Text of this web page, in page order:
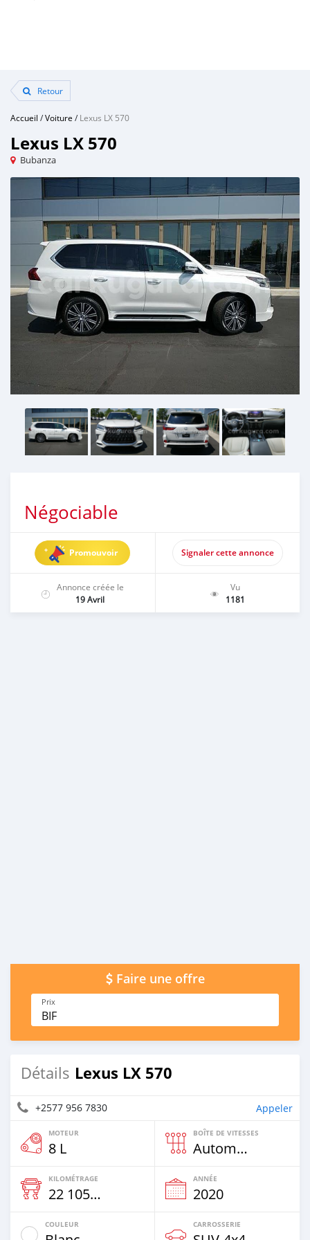
Retour
Accueil /Voiture /Lexus LX 570
Lexus LX 570
Bubanza
Négociable
Promouvoir Signaler cette annonce
Annonce créée le
19 Avril
Vu
1181
Faire une offre
Prix
BIF
Détails Lexus LX 570
+2577 956 7830 Appeler
MOTEUR
8 L
BOÎTE DE VITESSES
Automatique
KILOMÉTRAGE
22 105 Km
ANNÉE
2020
COULEUR CARROSSERIE